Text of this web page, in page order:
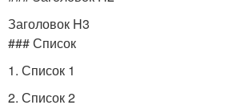
Заголовок H3
### Список
1. Список 1
2. Список 2